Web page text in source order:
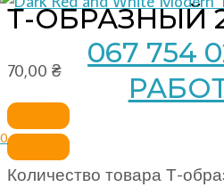
067 754
0
Т-ОБРАЗНЫЙ
70,00 ₴
Количество товара Т-